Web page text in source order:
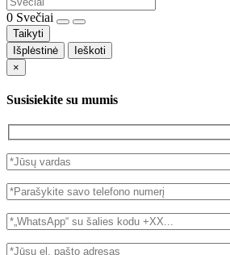
0 Svečiai
Taikyti
Išplėstinė
Ieškoti
×
Susisiekite su mumis